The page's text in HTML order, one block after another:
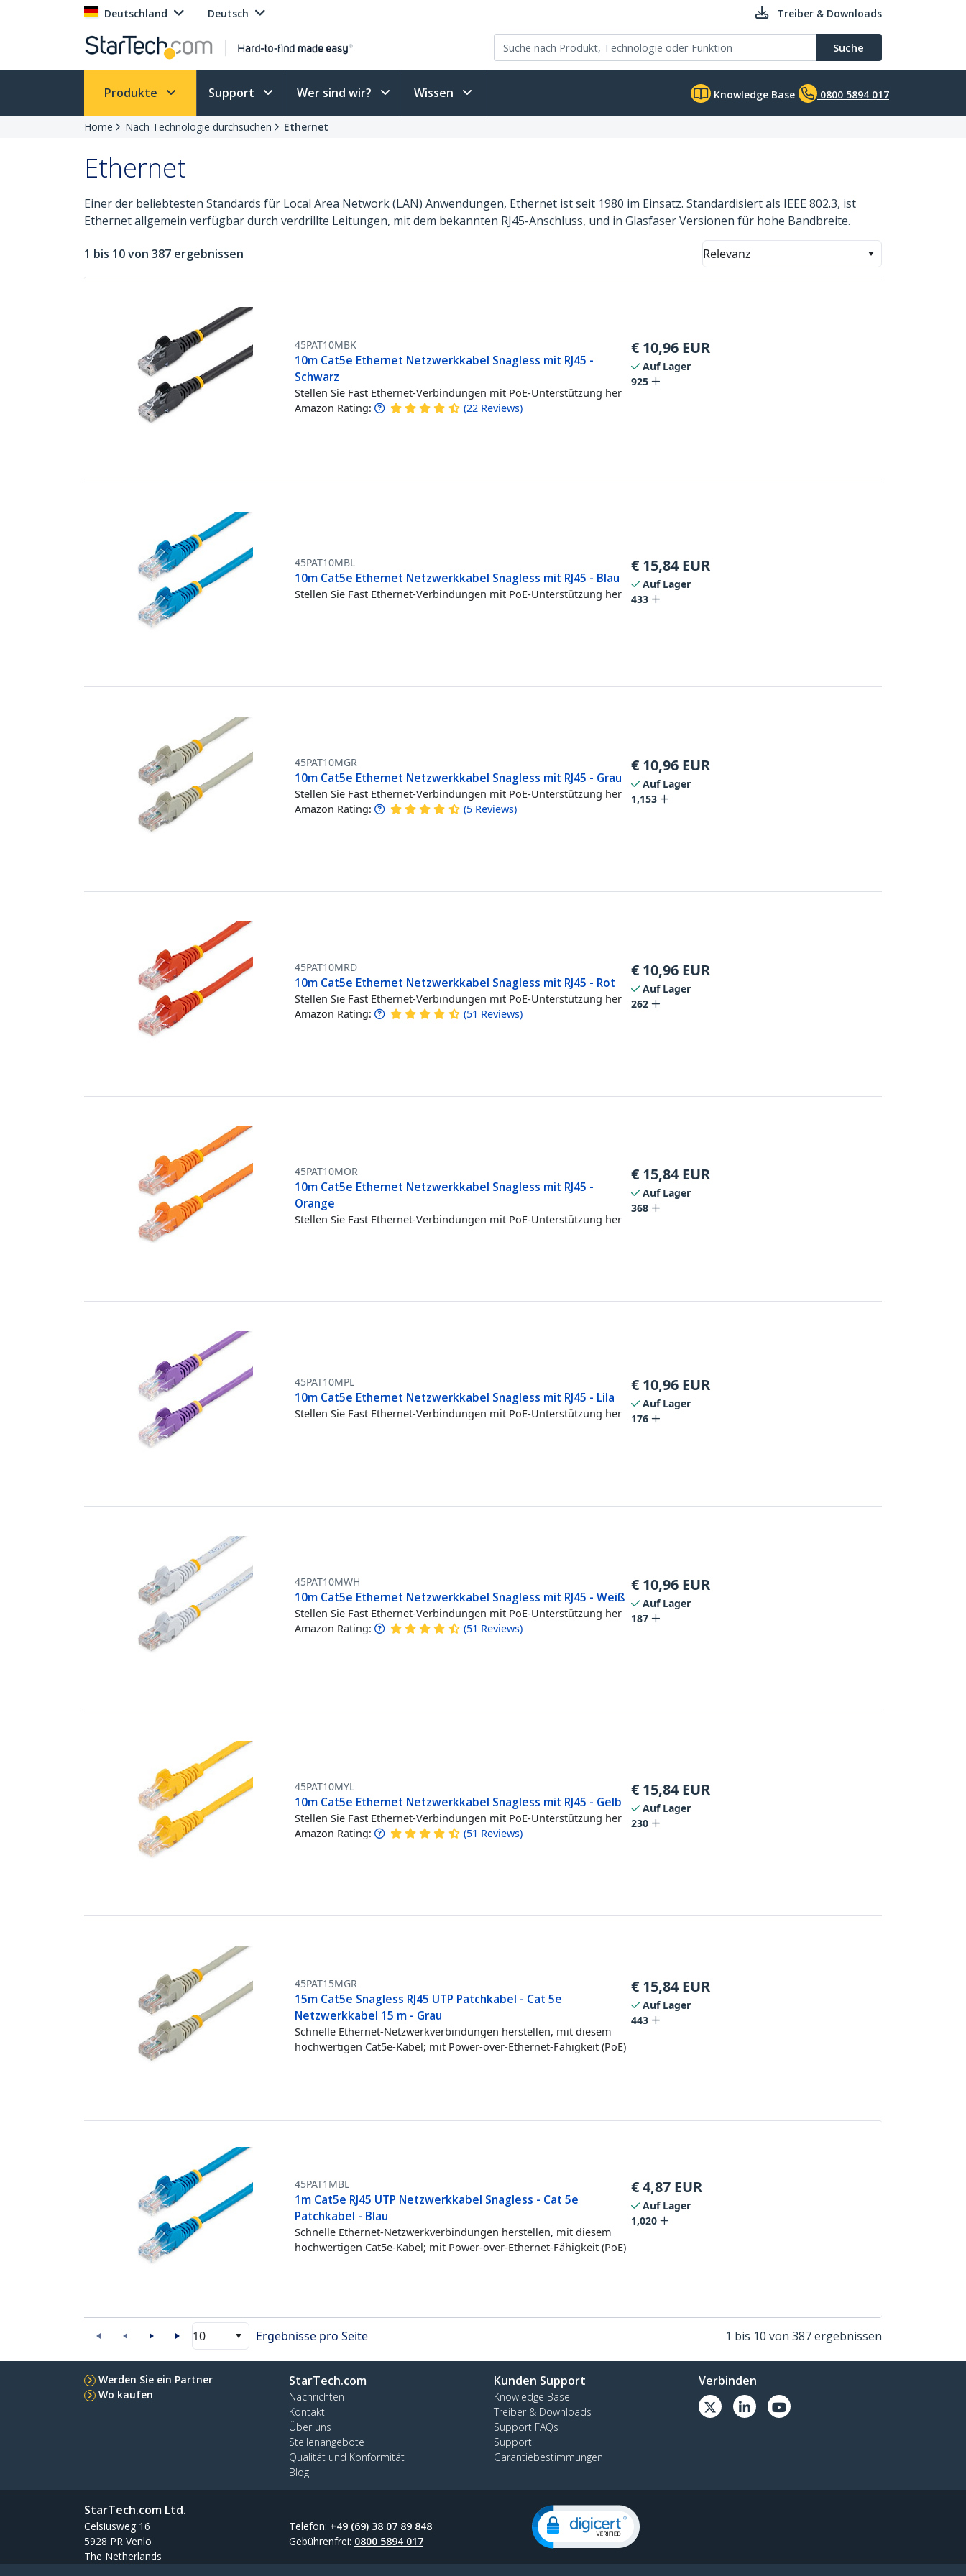
Deutschland Deutsch Treiber & Downloads
Suche
Produkte Support Wer sind wir? Wissen Knowledge Base 0800 5894 017
Home Nach Technologie durchsuchen Ethernet
Ethernet
Einer der beliebtesten Standards für Local Area Network (LAN) Anwendungen, Ethernet ist seit 1980 im Einsatz. Standardisiert als IEEE 802.3, ist
Ethernet allgemein verfügbar durch verdrillte Leitungen, mit dem bekannten RJ45-Anschluss, und in Glasfaser Versionen für hohe Bandbreite.
1 bis 10 von 387 ergebnissen Relevanz
45PAT10MBK
10m Cat5e Ethernet Netzwerkkabel Snagless mit RJ45 -
Schwarz
Stellen Sie Fast Ethernet-Verbindungen mit PoE-Unterstützung her
Amazon Rating: (22 Reviews)
€ 10,96 EUR
Auf Lager
925
45PAT10MBL
10m Cat5e Ethernet Netzwerkkabel Snagless mit RJ45 - Blau
Stellen Sie Fast Ethernet-Verbindungen mit PoE-Unterstützung her
€ 15,84 EUR
Auf Lager
433
45PAT10MGR
10m Cat5e Ethernet Netzwerkkabel Snagless mit RJ45 - Grau
Stellen Sie Fast Ethernet-Verbindungen mit PoE-Unterstützung her
Amazon Rating: (5 Reviews)
€ 10,96 EUR
Auf Lager
1,153
45PAT10MRD
10m Cat5e Ethernet Netzwerkkabel Snagless mit RJ45 - Rot
Stellen Sie Fast Ethernet-Verbindungen mit PoE-Unterstützung her
Amazon Rating: (51 Reviews)
€ 10,96 EUR
Auf Lager
262
45PAT10MOR
10m Cat5e Ethernet Netzwerkkabel Snagless mit RJ45 -
Orange
Stellen Sie Fast Ethernet-Verbindungen mit PoE-Unterstützung her
€ 15,84 EUR
Auf Lager
368
45PAT10MPL
10m Cat5e Ethernet Netzwerkkabel Snagless mit RJ45 - Lila
Stellen Sie Fast Ethernet-Verbindungen mit PoE-Unterstützung her
€ 10,96 EUR
Auf Lager
176
45PAT10MWH
10m Cat5e Ethernet Netzwerkkabel Snagless mit RJ45 - Weiß
Stellen Sie Fast Ethernet-Verbindungen mit PoE-Unterstützung her
Amazon Rating: (51 Reviews)
€ 10,96 EUR
Auf Lager
187
45PAT10MYL
10m Cat5e Ethernet Netzwerkkabel Snagless mit RJ45 - Gelb
Stellen Sie Fast Ethernet-Verbindungen mit PoE-Unterstützung her
Amazon Rating: (51 Reviews)
€ 15,84 EUR
Auf Lager
230
45PAT15MGR
15m Cat5e Snagless RJ45 UTP Patchkabel - Cat 5e
Netzwerkkabel 15 m - Grau
Schnelle Ethernet-Netzwerkverbindungen herstellen, mit diesem
hochwertigen Cat5e-Kabel; mit Power-over-Ethernet-Fähigkeit (PoE)
€ 15,84 EUR
Auf Lager
443
45PAT1MBL
1m Cat5e RJ45 UTP Netzwerkkabel Snagless - Cat 5e
Patchkabel - Blau
Schnelle Ethernet-Netzwerkverbindungen herstellen, mit diesem
hochwertigen Cat5e-Kabel; mit Power-over-Ethernet-Fähigkeit (PoE)
€4,87 EUR
Auf Lager
1,020
10 Ergebnisse pro Seite 1 bis 10 von 387 ergebnissen
Werden Sie ein Partner
Wo kaufen
StarTech.com
Nachrichten
Kontakt
Über uns
Stellenangebote
Qualität und Konformität
Blog
Kunden Support
Knowledge Base
Treiber & Downloads
Support FAQs
Support
Garantiebestimmungen
Verbinden
StarTech.com Ltd.
Celsiusweg 16
5928 PR Venlo
The Netherlands
Telefon: +49 (69) 38 07 89 848
Gebührenfrei: 0800 5894 017